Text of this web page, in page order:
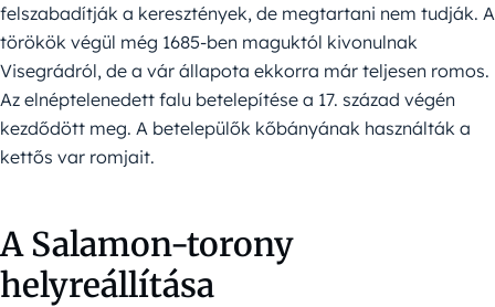
felszabadítják a keresztények, de megtartani nem tudják. A
törökök végül még 1685-ben maguktól kivonulnak
Visegrádról, de a vár állapota ekkorra már teljesen romos.
Az elnéptelenedett falu betelepítése a 17. század végén
kezdődött meg. A betelepülők kőbányának használták a
kettős var romjait.
A Salamon-torony
helyreállítása